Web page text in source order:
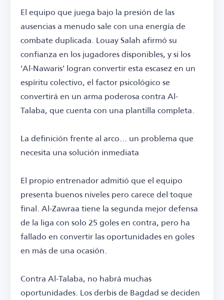
El equipo que juega bajo la presión de las
ausencias a menudo sale con una energía de
combate duplicada. Louay Salah afirmó su
confianza en los jugadores disponibles, y si los
'Al-Nawaris' logran convertir esta escasez en un
espíritu colectivo, el factor psicológico se
convertirá en un arma poderosa contra Al-
Talaba, que cuenta con una plantilla completa.
La definición frente al arco... un problema que
necesita una solución inmediata
El propio entrenador admitió que el equipo
presenta buenos niveles pero carece del toque
final. Al-Zawraa tiene la segunda mejor defensa
de la liga con solo 25 goles en contra, pero ha
fallado en convertir las oportunidades en goles
en más de una ocasión.
Contra Al-Talaba, no habrá muchas
oportunidades. Los derbis de Bagdad se deciden